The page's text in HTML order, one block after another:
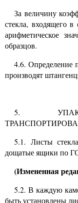
За величину
стекла, входящего
арифметическое
образцов.
4.6. Определение
производят
5.
5.1. Листы
дощатые ящики по
(Измененная
5.2. В каждую
быть установлены